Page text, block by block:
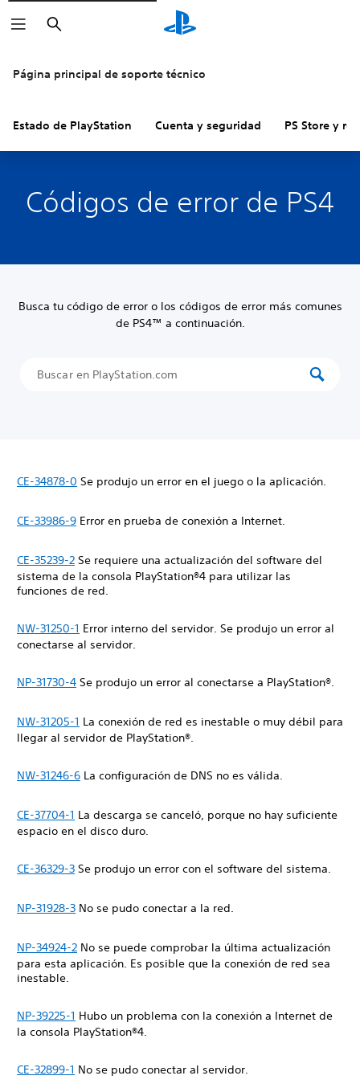
Buscar
Página principal de soporte técnico
Estado de PlayStation Cuenta y seguridad PS Store y
Códigos de error de PS4
Busca tu código de error o los códigos de error más comunes
de PS4™ a continuación.
CE-34878-0 Se produjo un error en el juego o la aplicación.
CE-33986-9 Error en prueba de conexión a Internet.
CE-35239-2 Se requiere una actualización del software del
sistema de la consola PlayStation®4 para utilizar las
funciones de red.
NW-31250-1 Error interno del servidor. Se produjo un error al
conectarse al servidor.
NP-31730-4 Se produjo un error al conectarse a PlayStation®.
NW-31205-1 La conexión de red es inestable o muy débil para
llegar al servidor de PlayStation®.
NW-31246-6 La configuración de DNS no es válida.
CE-37704-1 La descarga se canceló, porque no hay suficiente
espacio en el disco duro.
CE-36329-3 Se produjo un error con el software del sistema.
NP-31928-3 No se pudo conectar a la red.
NP-34924-2 No se puede comprobar la última actualización
para esta aplicación. Es posible que la conexión de red sea
inestable.
NP-39225-1 Hubo un problema con la conexión a Internet de
la consola PlayStation®4.
CE-32899-1 No se pudo conectar al servidor.